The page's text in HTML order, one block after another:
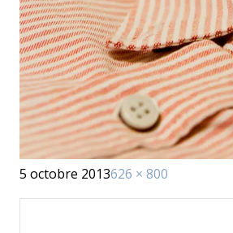
Publié
5 octobre 2013Taille
626 × 800